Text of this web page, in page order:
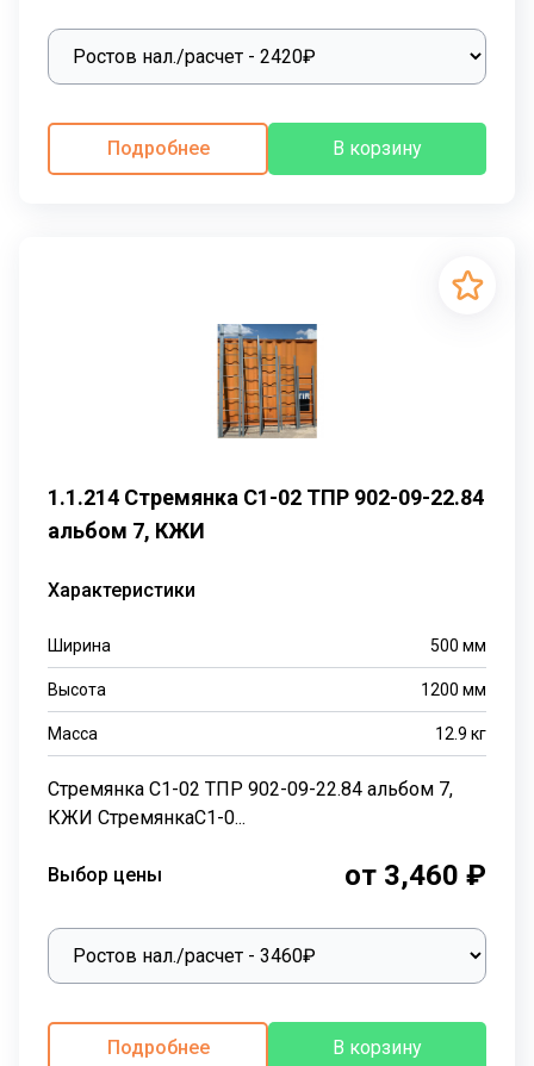
Подробнее В корзину
1.1.214 Стремянка С1-02 ТПР 902-09-22.84
альбом 7, КЖИ
Характеристики
Ширина 500 мм
Высота 1200 мм
Масса 12.9 кг
Стремянка С1-02 ТПР 902-09-22.84 альбом 7,
КЖИ СтремянкаС1-0...
Выбор цены от 3,460 ₽
Подробнее В корзину